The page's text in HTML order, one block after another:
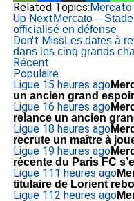
Related Topics:Mercato
Up NextMercato –
officialisé en défense
Don't Miss Les dates à
dans les cinq grands
Récent
Populaire
Ligue 15 heures ago
un ancien grand
Ligue 16 heures ago
relance un ancien
Ligue 18 heures ago
recrute un maître à
Ligue 19 heures ago
récente du Paris FC
Ligue 111 heures ago
titulaire de Lorient
Ligue 112 heures ago